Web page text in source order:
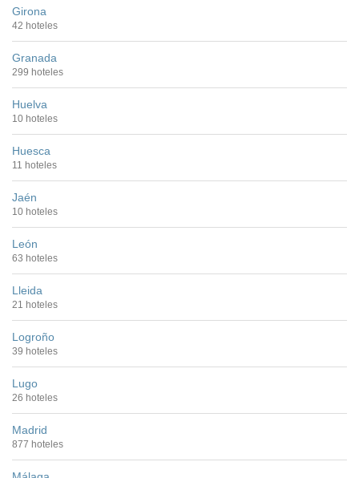
Girona
42 hoteles
Granada
299 hoteles
Huelva
10 hoteles
Huesca
11 hoteles
Jaén
10 hoteles
León
63 hoteles
Lleida
21 hoteles
Logroño
39 hoteles
Lugo
26 hoteles
Madrid
877 hoteles